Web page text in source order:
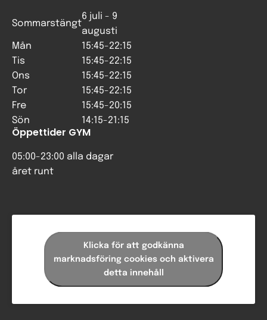
Sommarstängt
6 juli - 9
augusti
Mån
15:45-22:15
Tis
15:45-22:15
Ons
15:45-22:15
Tor
15:45-22:15
Fre
15:45-20:15
Sön
14:15-21:15
Öppettider GYM
05:00-23:00 alla dagar
året runt
Klicka för att godkänna
marknadsföring cookies och aktivera
detta innehåll